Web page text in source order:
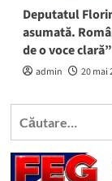
Deputatul
asumată.
de o voce clară”
admin 20 mai
Caută